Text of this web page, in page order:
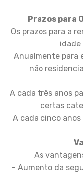
Prazos para
Os prazos para a
idade
Anualmente para
não
A cada três anos
certas
A cada cinco
As
- Aumento da